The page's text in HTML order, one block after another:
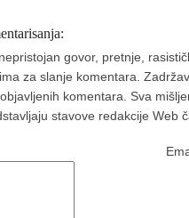
govor, pretnje,
za slanje komentara.
komentara. Sva
stavove redakcije Web